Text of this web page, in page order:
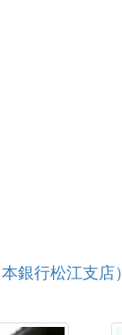
銀行松江支店